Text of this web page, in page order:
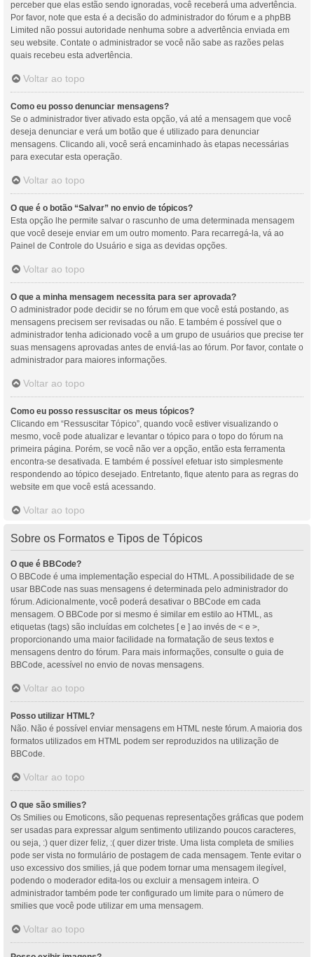
perceber que elas estão sendo ignoradas, você receberá uma advertência.
Por favor, note que esta é a decisão do administrador do fórum e a phpBB
Limited não possui autoridade nenhuma sobre a advertência enviada em
seu website. Contate o administrador se você não sabe as razões pelas
quais recebeu esta advertência.
Voltar ao topo
Como eu posso denunciar mensagens?
Se o administrador tiver ativado esta opção, vá até a mensagem que você
deseja denunciar e verá um botão que é utilizado para denunciar
mensagens. Clicando ali, você será encaminhado às etapas necessárias
para executar esta operação.
Voltar ao topo
O que é o botão “Salvar” no envio de tópicos?
Esta opção lhe permite salvar o rascunho de uma determinada mensagem
que você deseje enviar em um outro momento. Para recarregá-la, vá ao
Painel de Controle do Usuário e siga as devidas opções.
Voltar ao topo
O que a minha mensagem necessita para ser aprovada?
O administrador pode decidir se no fórum em que você está postando, as
mensagens precisem ser revisadas ou não. E também é possível que o
administrador tenha adicionado você a um grupo de usuários que precise ter
suas mensagens aprovadas antes de enviá-las ao fórum. Por favor, contate o
administrador para maiores informações.
Voltar ao topo
Como eu posso ressuscitar os meus tópicos?
Clicando em “Ressuscitar Tópico”, quando você estiver visualizando o
mesmo, você pode atualizar e levantar o tópico para o topo do fórum na
primeira página. Porém, se você não ver a opção, então esta ferramenta
encontra-se desativada. E também é possível efetuar isto simplesmente
respondendo ao tópico desejado. Entretanto, fique atento para as regras do
website em que você está acessando.
Voltar ao topo
Sobre os Formatos e Tipos de Tópicos
O que é BBCode?
O BBCode é uma implementação especial do HTML. A possibilidade de se
usar BBCode nas suas mensagens é determinada pelo administrador do
fórum. Adicionalmente, você poderá desativar o BBCode em cada
mensagem. O BBCode por si mesmo é similar em estilo ao HTML, as
etiquetas (tags) são incluídas em colchetes [ e ] ao invés de < e >,
proporcionando uma maior facilidade na formatação de seus textos e
mensagens dentro do fórum. Para mais informações, consulte o guia de
BBCode, acessível no envio de novas mensagens.
Voltar ao topo
Posso utilizar HTML?
Não. Não é possível enviar mensagens em HTML neste fórum. A maioria dos
formatos utilizados em HTML podem ser reproduzidos na utilização de
BBCode.
Voltar ao topo
O que são smilies?
Os Smilies ou Emoticons, são pequenas representações gráficas que podem
ser usadas para expressar algum sentimento utilizando poucos caracteres,
ou seja, :) quer dizer feliz, :( quer dizer triste. Uma lista completa de smilies
pode ser vista no formulário de postagem de cada mensagem. Tente evitar o
uso excessivo dos smilies, já que podem tornar uma mensagem ilegível,
podendo o moderador edita-los ou excluir a mensagem inteira. O
administrador também pode ter configurado um limite para o número de
smilies que você pode utilizar em uma mensagem.
Voltar ao topo